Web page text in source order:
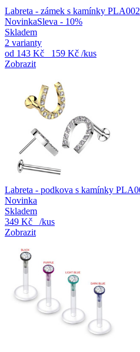
Labreta - zámek s kamínky
NovinkaSleva - 10%
Skladem
2 varianty
od 143 Kč 159 Kč /kus
Zobrazit
Labreta - podkova s kamínky
Novinka
Skladem
349 Kč
/kus
Zobrazit